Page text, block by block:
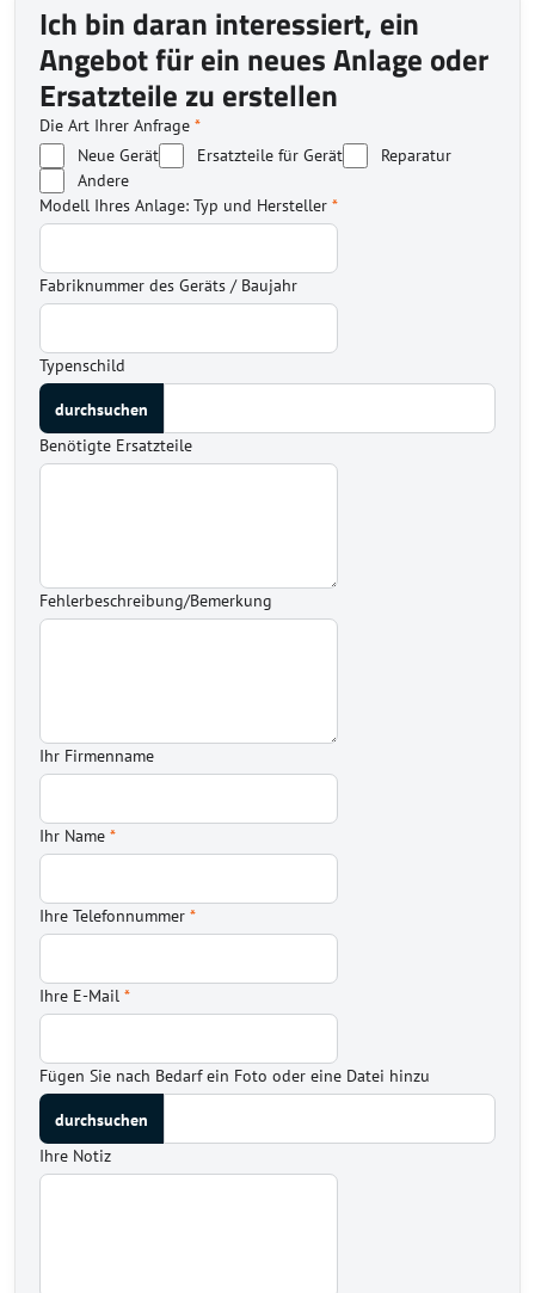
Ich bin daran interessiert, ein
Angebot für ein neues Anlage oder
Ersatzteile zu erstellen
Die Art Ihrer Anfrage *
Neue Gerät
Ersatzteile für Gerät
Reparatur
Andere
Modell Ihres Anlage: Typ und Hersteller *
Fabriknummer des Geräts / Baujahr
Typenschild
Benötigte Ersatzteile
Fehlerbeschreibung/Bemerkung
Ihr Firmenname
Ihr Name *
Ihre Telefonnummer *
Ihre E-Mail *
Fügen Sie nach Bedarf ein Foto oder eine Datei hinzu
Ihre Notiz